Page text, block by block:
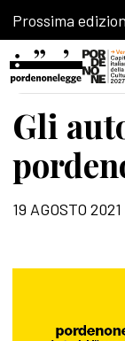
Prossima
AGENZIA
Gli
19 AGOSTO 2021